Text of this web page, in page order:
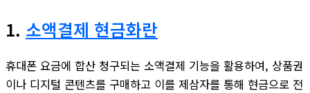
1. 소액결제 현금화란
휴대폰 요금에 합산 청구되는 소액결제 기능을 활용하여, 상품권
이나 디지털 콘텐츠를 구매하고 이를 제삼자를 통해 현금으로 전